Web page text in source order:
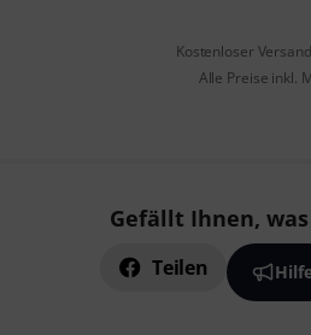
Kostenloser
Alle Preise inkl.
Gefällt Ihnen, was
Teilen